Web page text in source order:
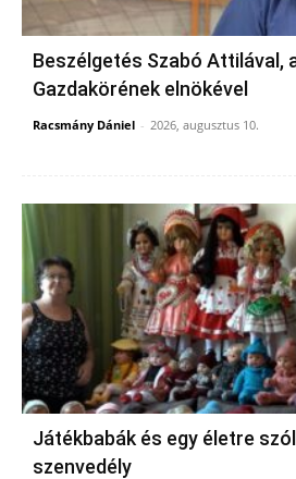
Beszélgetés Szabó Attilával,
Gazdakörének elnökével
Racsmány Dániel - 2026, augusztus 10.
Játékbabák és egy életre
szenvedély